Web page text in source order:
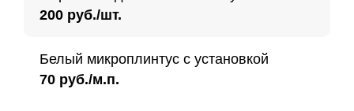
200 руб./шт.
Белый микроплинтус с установкой
70 руб./м.п.